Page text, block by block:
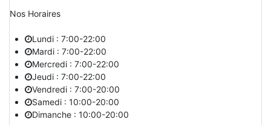
Nos Horaires
Lundi : 7:00-22:00
Mardi : 7:00-22:00
Mercredi : 7:00-22:00
Jeudi : 7:00-22:00
Vendredi : 7:00-20:00
Samedi : 10:00-20:00
Dimanche : 10:00-20:00